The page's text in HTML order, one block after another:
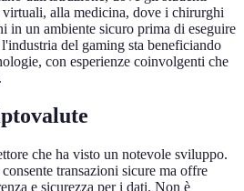
virtuali, alla medicina, dove i chirurghi
in un ambiente sicuro prima di eseguire
del gaming sta beneficiando
con esperienze coinvolgenti che
che ha visto un notevole sviluppo.
transazioni sicure ma offre
e sicurezza per i dati. Non è